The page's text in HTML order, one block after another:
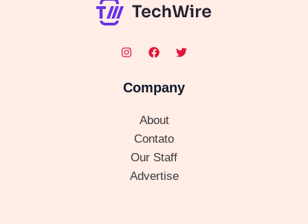
Company
About
Contato
Our Staff
Advertise